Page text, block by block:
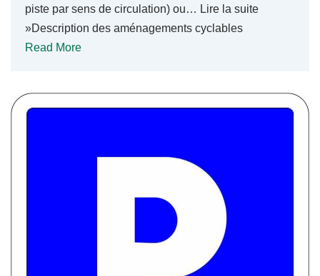
piste par sens de circulation) ou… Lire la suite
»Description des aménagements cyclables
Read More